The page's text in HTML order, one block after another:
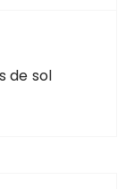
de sol